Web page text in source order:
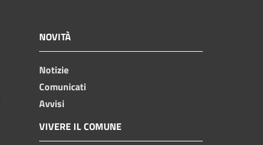
NOVITÀ
Notizie
Comunicati
Avvisi
VIVERE IL COMUNE